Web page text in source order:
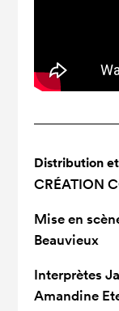
Distribution
CRÉATION
Mise en
Beauvieux
Interprètes
Amandine